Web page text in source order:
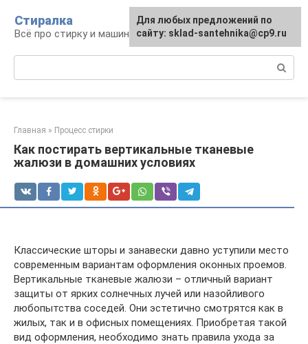
контенту
Стиралка
Всё про стирку и машинки
Главная » Процесс стирки
Как постирать вертикальные тканевые
жалюзи в домашних условиях
Классические шторы и занавески давно уступили место
современным вариантам оформления оконных проемов.
Вертикальные тканевые жалюзи – отличный вариант
защиты от ярких солнечных лучей или назойливого
любопытства соседей. Они эстетично смотрятся как в
жилых, так и в офисных помещениях. Приобретая такой
вид оформления, необходимо знать правила ухода за
Для любых предложений по
сайту: sklad-santehnika@cp9.ru